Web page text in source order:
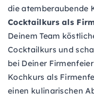
die atemberaubende
Cocktailkurs als
Deinem Team
Cocktailkurs und
bei Deiner
Kochkurs als
einen kulinarischen